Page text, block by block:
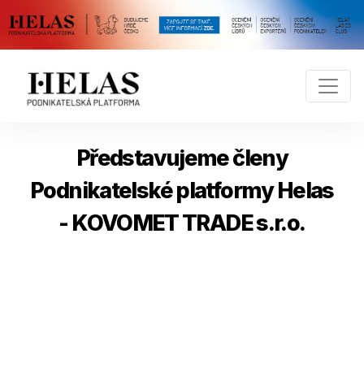
Představujeme členy
Podnikatelské platformy Helas
- KOVOMET TRADE s.r.o.